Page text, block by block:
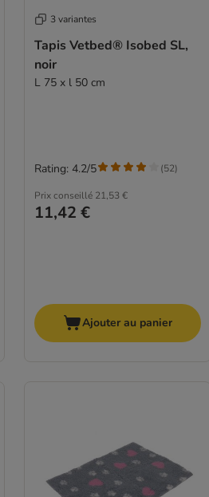
3 variantes
Tapis Vetbed® Isobed SL,
noir
L 75 x l 50 cm
Prix conseillé 21,53 €
11,42 €
Rating: 4.2/5 (52)
Ajouter au panier